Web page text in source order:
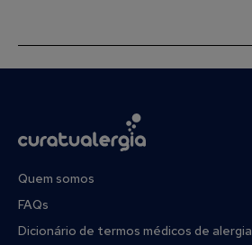
Quem somos
FAQs
Dicionário de termos médicos de alergia